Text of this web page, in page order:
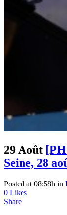
29 Août
Seine, 28
Posted at 08:58h in
0 Likes
Share